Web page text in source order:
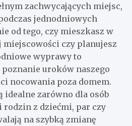
zachwycających miejsc,
jednodniowych
od tego, czy mieszkasz w
miejscowości czy planujesz
wyprawy to
poznanie uroków naszego
nocowania poza domem.
idealne zarówno dla osób
z dziećmi, par czy
na szybką zmianę